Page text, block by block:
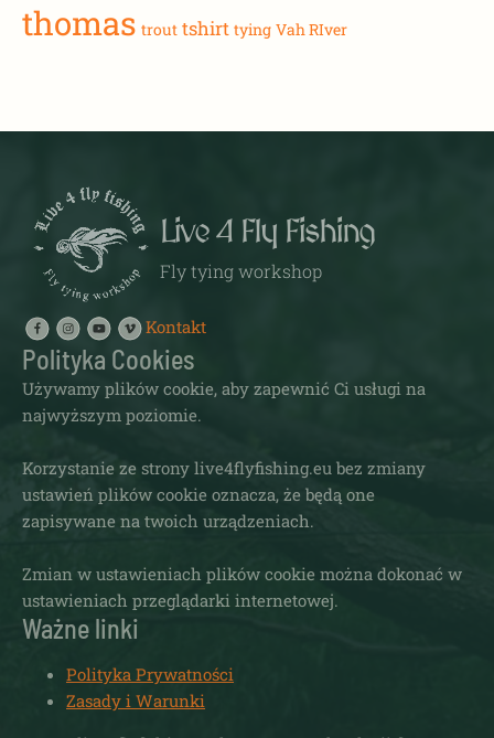
thomas trout tshirt tying Vah RIver
Live 4 Fly Fishing
Fly tying workshop
Kontakt
Polityka Cookies
Używamy plików cookie, aby zapewnić Ci usługi na
najwyższym poziomie.
Korzystanie ze strony live4flyfishing.eu bez zmiany
ustawień plików cookie oznacza, że będą one
zapisywane na twoich urządzeniach.
Zmian w ustawieniach plików cookie można dokonać w
ustawieniach przeglądarki internetowej.
Ważne linki
Polityka Prywatności
Zasady i Warunki